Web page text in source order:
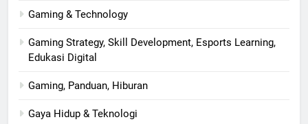
Gaming & Technology
Gaming Strategy, Skill Development, Esports Learning,
Edukasi Digital
Gaming, Panduan, Hiburan
Gaya Hidup & Teknologi